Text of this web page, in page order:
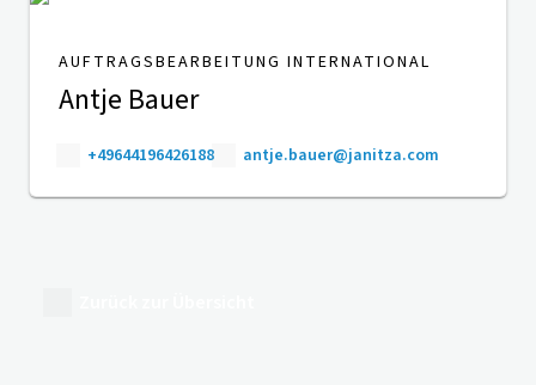
AUFTRAGSBEARBEITUNG INTERNATIONAL
Antje Bauer
+49644196426188 antje.bauer@janitza.com